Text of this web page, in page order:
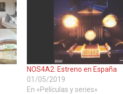
NOS4A2: Estreno en España
01/05/2019
En «Películas y series»